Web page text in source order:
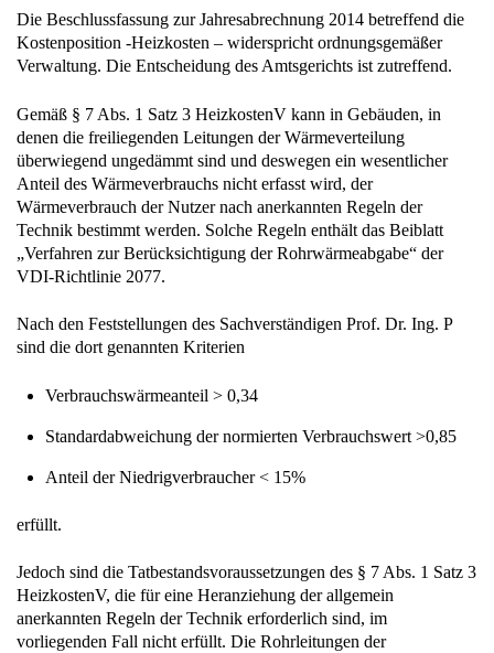
Die Beschlussfassung zur Jahresabrechnung 2014 betreffend die
Kostenposition -Heizkosten – widerspricht ordnungsgemäßer
Verwaltung. Die Entscheidung des Amtsgerichts ist zutreffend.
Gemäß § 7 Abs. 1 Satz 3 HeizkostenV kann in Gebäuden, in
denen die freiliegenden Leitungen der Wärmeverteilung
überwiegend ungedämmt sind und deswegen ein wesentlicher
Anteil des Wärmeverbrauchs nicht erfasst wird, der
Wärmeverbrauch der Nutzer nach anerkannten Regeln der
Technik bestimmt werden. Solche Regeln enthält das Beiblatt
„Verfahren zur Berücksichtigung der Rohrwärmeabgabe“ der
VDI-Richtlinie 2077.
Nach den Feststellungen des Sachverständigen Prof. Dr. Ing. P
sind die dort genannten Kriterien
Verbrauchswärmeanteil > 0,34
Standardabweichung der normierten Verbrauchswert >0,85
Anteil der Niedrigverbraucher < 15%
erfüllt.
Jedoch sind die Tatbestandsvoraussetzungen des § 7 Abs. 1 Satz 3
HeizkostenV, die für eine Heranziehung der allgemein
anerkannten Regeln der Technik erforderlich sind, im
vorliegenden Fall nicht erfüllt. Die Rohrleitungen der